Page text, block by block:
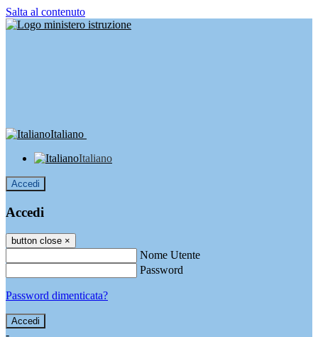
Salta al contenuto
Italiano
Italiano
Accedi
Accedi
button close ×
Nome Utente
Password
Password dimenticata?